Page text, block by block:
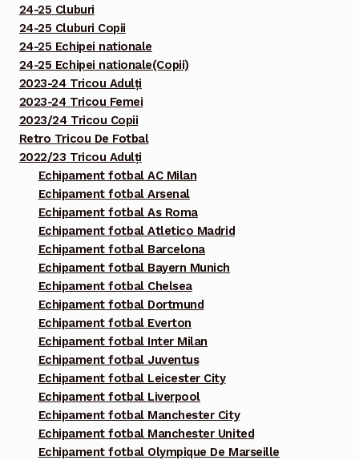
24-25 Cluburi
24-25 Cluburi Copii
24-25 Echipei nationale
24-25 Echipei nationale(Copii)
2023-24 Tricou Adulți
2023-24 Tricou Femei
2023/24 Tricou Copii
Retro Tricou De Fotbal
2022/23 Tricou Adulți
Echipament fotbal AC Milan
Echipament fotbal Arsenal
Echipament fotbal As Roma
Echipament fotbal Atletico Madrid
Echipament fotbal Barcelona
Echipament fotbal Bayern Munich
Echipament fotbal Chelsea
Echipament fotbal Dortmund
Echipament fotbal Everton
Echipament fotbal Inter Milan
Echipament fotbal Juventus
Echipament fotbal Leicester City
Echipament fotbal Liverpool
Echipament fotbal Manchester City
Echipament fotbal Manchester United
Echipament fotbal Olympique De Marseille